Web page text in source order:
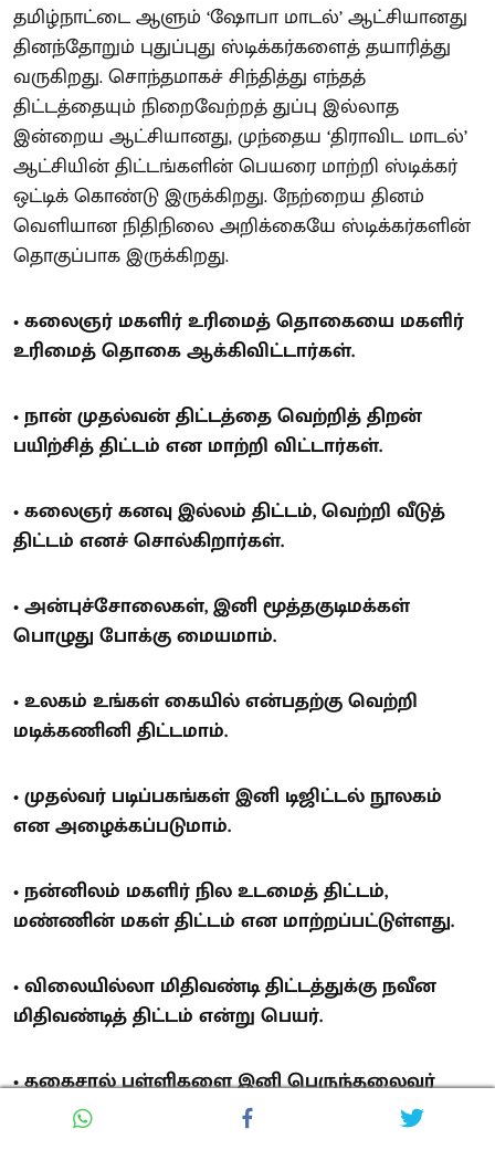
தமிழ்நாட்டை ஆளும் ‘ஷோபா மாடல்’ ஆட்சியானது
தினந்தோறும் புதுப்புது ஸ்டிக்கர்களைத் தயாரித்து
வருகிறது. சொந்தமாகச் சிந்தித்து எந்தத்
திட்டத்தையும் நிறைவேற்றத் துப்பு இல்லாத
இன்றைய ஆட்சியானது, முந்தைய ‘திராவிட மாடல்’
ஆட்சியின் திட்டங்களின் பெயரை மாற்றி ஸ்டிக்கர்
ஒட்டிக் கொண்டு இருக்கிறது. நேற்றைய தினம்
வெளியான நிதிநிலை அறிக்கையே ஸ்டிக்கர்களின்
தொகுப்பாக இருக்கிறது.
• கலைஞர் மகளிர் உரிமைத் தொகையை மகளிர்
உரிமைத் தொகை ஆக்கிவிட்டார்கள்.
• நான் முதல்வன் திட்டத்தை வெற்றித் திறன்
பயிற்சித் திட்டம் என மாற்றி விட்டார்கள்.
• கலைஞர் கனவு இல்லம் திட்டம், வெற்றி வீடுத்
திட்டம் எனச் சொல்கிறார்கள்.
• அன்புச்சோலைகள், இனி மூத்தகுடிமக்கள்
பொழுது போக்கு மையமாம்.
• உலகம் உங்கள் கையில் என்பதற்கு வெற்றி
மடிக்கணினி திட்டமாம்.
• முதல்வர் படிப்பகங்கள் இனி டிஜிட்டல் நூலகம்
என அழைக்கப்படுமாம்.
• நன்னிலம் மகளிர் நில உடமைத் திட்டம்,
மண்ணின் மகள் திட்டம் என மாற்றப்பட்டுள்ளது.
• விலையில்லா மிதிவண்டி திட்டத்துக்கு நவீன
மிதிவண்டித் திட்டம் என்று பெயர்.
• தகைசால் பள்ளிகளை இனி பெருந்தலைவர்
காமராசர் சிறப்புப் பள்ளி என மாற்றி